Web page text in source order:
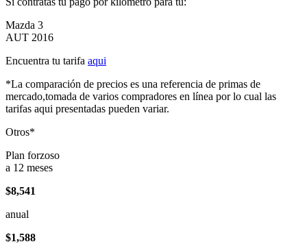
Mazda 3
AUT 2016
Encuentra tu tarifa aqui
*La comparación de precios es una referencia de primas de
mercado,tomada de varios compradores en línea por lo cual las
tarifas aqui presentadas pueden variar.
Otros*
Plan forzoso
a 12 meses
$8,541
anual
$1,588